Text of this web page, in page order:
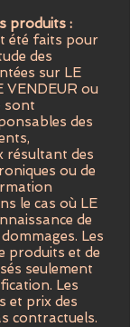
produits :
été faits pour
des
sur LE
VENDEUR ou
sont
des
résultant des
ou de
le cas où LE
de
Les
produits et de
seulement
Les
et prix des
contractuels.